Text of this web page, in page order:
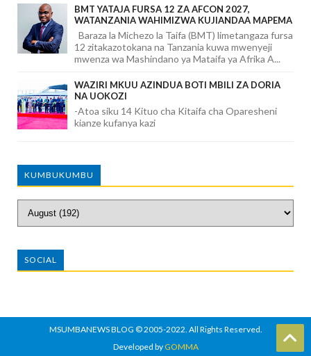
BMT YATAJA FURSA 12 ZA AFCON 2027,
WATANZANIA WAHIMIZWA KUJIANDAA MAPEMA
Baraza la Michezo la Taifa (BMT) limetangaza fursa
12 zitakazotokana na Tanzania kuwa mwenyeji
mwenza wa Mashindano ya Mataifa ya Afrika A...
WAZIRI MKUU AZINDUA BOTI MBILI ZA DORIA
NA UOKOZI
-Atoa siku 14 Kituo cha Kitaifa cha Oparesheni
kianze kufanya kazi
KUMBUKUMBU
SOCIAL
MSUMBANEWS BLOG © 2005-2022. All Rights Reserved.
Developed byGOMMA